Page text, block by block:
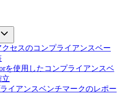
セスのコンプライアンスベー
を使用したコンプライアンスベ
立
ライアンスベンチマークのレポー